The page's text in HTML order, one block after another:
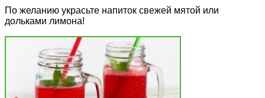
По желанию украсьте напиток свежей мятой или
дольками лимона!